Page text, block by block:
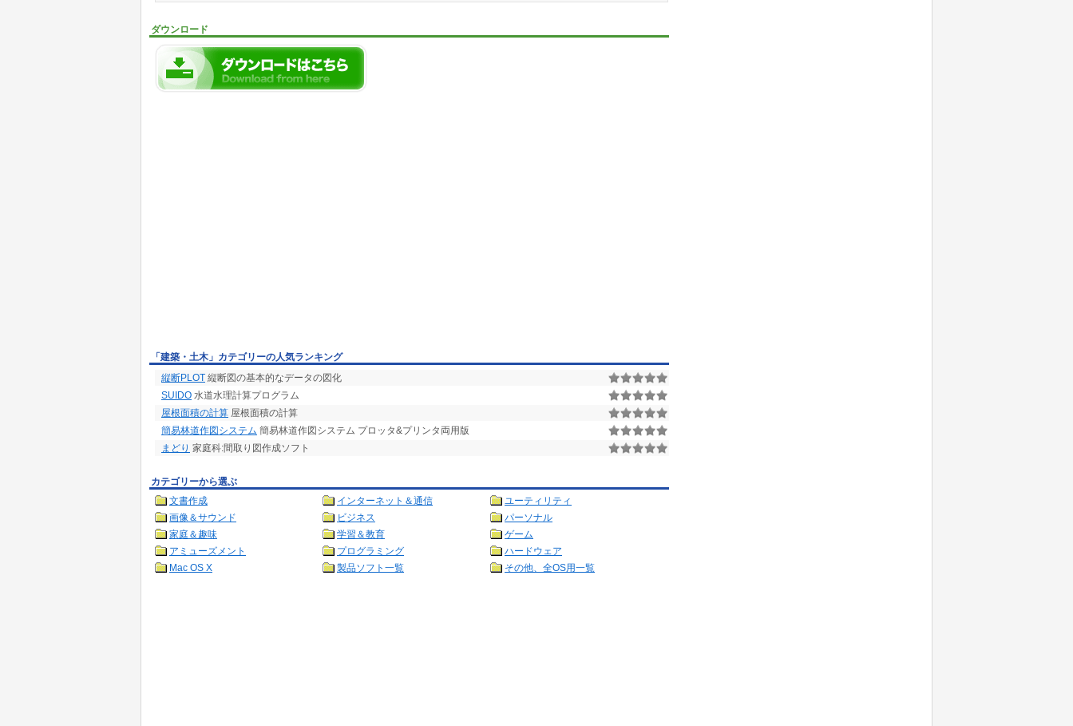
ダウンロード
「建築・土木」カテゴリーの人気ランキング
縦断PLOT 縦断図の基本的なデータの図化
SUIDO 水道水理計算プログラム
屋根面積の計算 屋根面積の計算
簡易林道作図システム 簡易林道作図システム プロッタ&プリンタ両用版
まどり 家庭科:間取り図作成ソフト
カテゴリーから選ぶ
文書作成
インターネット＆通信
ユーティリティ
画像＆サウンド
ビジネス
パーソナル
家庭＆趣味
学習＆教育
ゲーム
アミューズメント
プログラミング
ハードウェア
Mac OS X
製品ソフト一覧 その他、全OS用一覧